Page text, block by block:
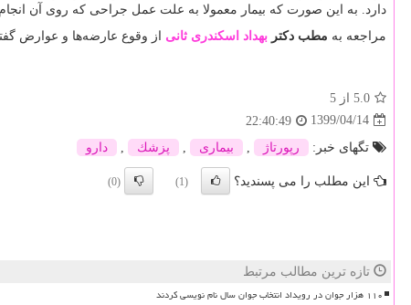
دارد. به این صورت که بیمار معمولا به علت عمل جراحی که روی آن
مراجعه به مطب دکتر بهداد اسکندری ثانی از وقوع عارضه‌ها و عوارض
5.0 از 5
1399/04/14
22:40:49
تگهای خبر:
رپورتاژ , بیماری , پزشك , دارو
این مطلب را می پسندید؟ (1)
(0)
تازه ترین مطالب مرتبط
۱۱۰ هزار جوان در رویداد انتخاب جوان سال نام نویسی کردند